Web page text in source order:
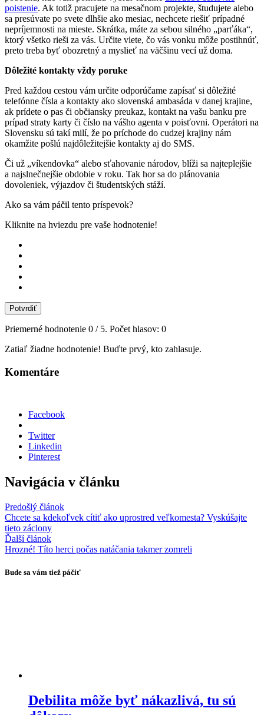
poistenie. Ak totiž pracujete na mesačnom projekte, študujete alebo
sa presúvate po svete dlhšie ako mesiac, nechcete riešiť prípadné
nepríjemnosti na mieste. Skrátka, máte za sebou silného „parťáka“,
ktorý všetko rieši za vás. Určite viete, čo vás vonku môže postihnúť,
preto treba byť obozretný a myslieť na väčšinu vecí už doma.
Dôležité kontakty vždy poruke
Pred každou cestou vám určite odporúčame zapísať si dôležité
telefónne čísla a kontakty ako slovenská ambasáda v danej krajine,
ak prídete o pas či občiansky preukaz, kontakt na vašu banku pre
prípad straty karty či číslo na vášho agenta v poisťovni. Operátori na
Slovensku sú takí milí, že po príchode do cudzej krajiny nám
okamžite pošlú najdôležitejšie kontakty aj do SMS.
Či už „víkendovka“ alebo sťahovanie národov, blíži sa najteplejšie
a najslnečnejšie obdobie v roku. Tak hor sa do plánovania
dovoleniek, výjazdov či študentských stáží.
Ako sa vám páčil tento príspevok?
Kliknite na hviezdu pre vaše hodnotenie!
Potvrdiť
Priemerné hodnotenie 0 / 5. Počet hlasov: 0
Zatiaľ žiadne hodnotenie! Buďte prvý, kto zahlasuje.
Komentáre
Facebook
Twitter
Linkedin
Pinterest
Navigácia v článku
Predošlý článok
Chcete sa kdekoľvek cítiť ako uprostred veľkomesta? Vyskúšajte
tieto záclony
Ďalší článok
Hrozné! Títo herci počas natáčania takmer zomreli
Bude sa vám tiež páčiť
Debilita môže byť nákazlivá, tu sú